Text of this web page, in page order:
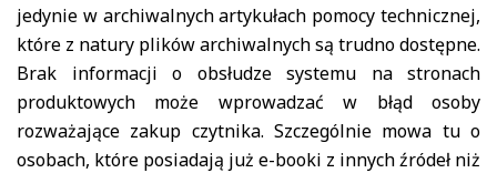
jedynie w archiwalnych artykułach pomocy technicznej,
które z natury plików archiwalnych są trudno dostępne.
Brak informacji o obsłudze systemu na stronach
produktowych może wprowadzać w błąd osoby
rozważające zakup czytnika. Szczególnie mowa tu o
osobach, które posiadają już e-booki z innych źródeł niż